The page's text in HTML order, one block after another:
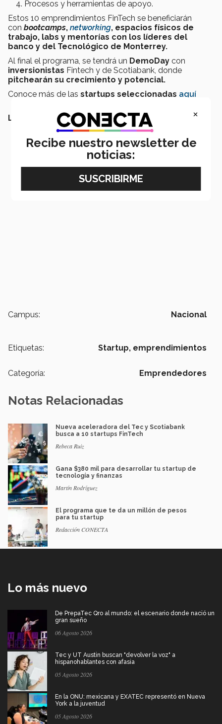
Procesos y herramientas de apoyo.
Estos 10 emprendimientos FinTech se beneficiarán
con bootcamps, networking, espacios físicos de
trabajo, labs y mentorías con los líderes del
banco y del Tecnológico de Monterrey.
Al final el programa, se tendrá un DemoDay con
inversionistas Fintech y de Scotiabank, donde
pitchearán su crecimiento y potencial.
Conoce más de las startups seleccionadas aquí
LEE TAMBIÉN:
Campus: Nacional
Etiquetas: Startup, emprendimientos
Categoría: Emprendedores
Notas Relacionadas
Nueva aceleradora del Tec y Scotiabank
busca a 10 startups FinTech
Rebeca Ruiz
Gana $380 mil para desarrollar tu startup de
tecnología y finanzas
Martín Rodríguez
El programa que te da un millón de pesos
para tu startup
Redacción CONECTA
Lo más nuevo
De PrepaTec Qro al mundo: el escenario donde nació un
gran sueño
06 Agosto 2026
Tec y UT Austin buscan "devolver la voz" a
hispanohablantes con afasia
05 Agosto 2026
En la ONU: mexicana y EXATEC representó en Nueva
York a la juventud
05 Agosto 2026
×
Recibe nuestro newsletter de
noticias: